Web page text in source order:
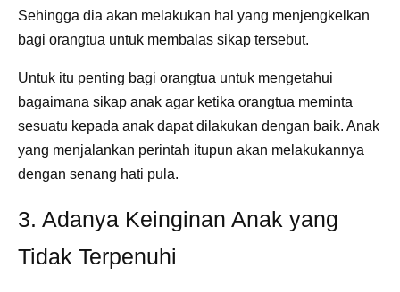
Sehingga dia akan melakukan hal yang menjengkelkan
bagi orangtua untuk membalas sikap tersebut.
Untuk itu penting bagi orangtua untuk mengetahui
bagaimana sikap anak agar ketika orangtua meminta
sesuatu kepada anak dapat dilakukan dengan baik. Anak
yang menjalankan perintah itupun akan melakukannya
dengan senang hati pula.
3. Adanya Keinginan Anak yang
Tidak Terpenuhi